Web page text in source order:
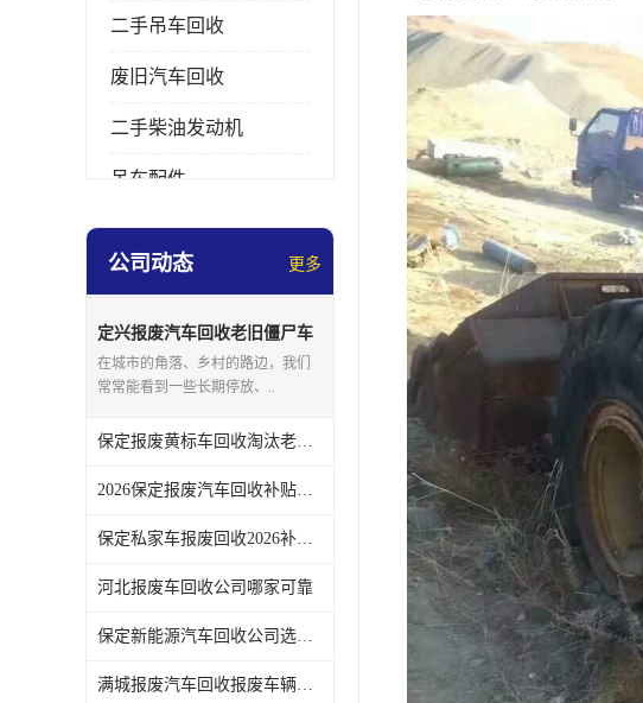
二手吊车回收
废旧汽车回收
二手柴油发动机
吊车配件
挖掘机拆车件
公司动态 更多
定兴报废汽车回收老旧僵尸车
上门回收处理
在城市的角落、乡村的路边，我们
常常能看到一些长期停放、..
保定报废黄标车回收淘汰老旧车辆领取补贴
2026保定报废汽车回收补贴发放注意事项
保定私家车报废回收2026补贴发放时间说明
河北报废车回收公司哪家可靠
保定新能源汽车回收公司选哪家
满城报废汽车回收报废车辆残值实时报价